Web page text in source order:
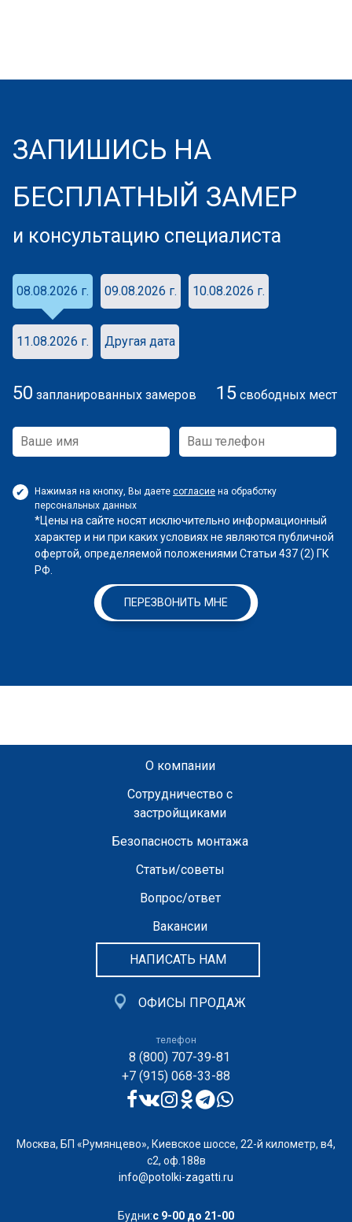
ЗАПИШИСЬ НА
БЕСПЛАТНЫЙ ЗАМЕР
и консультацию специалиста
08.08.2026 г. 09.08.2026 г. 10.08.2026 г.
11.08.2026 г. Другая дата
50 запланированных замеров 15 свободных мест
Нажимая на кнопку, Вы даете согласие на обработку
персональных данных
*Цены на сайте носят исключительно информационный
характер и ни при каких условиях не являются публичной
офертой, определяемой положениями Статьи 437 (2) ГК
РФ.
ПЕРЕЗВОНИТЬ МНЕ
О компании
Сотрудничество с
застройщиками
Безопасность монтажа
Статьи/советы
Вопрос/ответ
Вакансии
НАПИСАТЬ НАМ
ОФИСЫ ПРОДАЖ
телефон
8 (800) 707-39-81
+7 (915) 068-33-88
Москва, БП «Румянцево», Киевское шоссе, 22-й километр, в4,
с2, оф.188в
info@potolki-zagatti.ru
Будни:с 9-00 до 21-00